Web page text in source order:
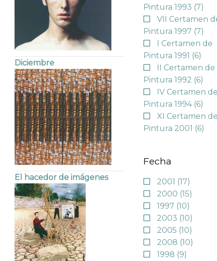
Diciembre
El hacedor de imágenes
Pintura 1993 (7)
VII Certamen
Pintura 1997 (7)
I Certamen de
Pintura 1991 (6)
II Certamen de
Pintura 1992 (6)
IV Certamen
Pintura 1994 (6)
XI Certamen
Pintura 2001 (6)
Fecha
2001 (17)
2000 (15)
1997 (10)
2003 (10)
2005 (10)
2008 (10)
1998 (9)